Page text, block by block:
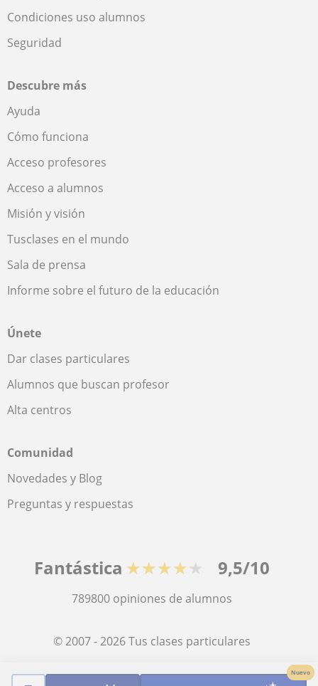
Nuevo
Condiciones uso alumnos
Seguridad
Descubre más
Ayuda
Cómo funciona
Acceso profesores
Acceso a alumnos
Misión y visión
Tusclases en el mundo
Sala de prensa
Informe sobre el futuro de la educación
Únete
Dar clases particulares
Alumnos que buscan profesor
Alta centros
Comunidad
Novedades y Blog
Preguntas y respuestas
Fantástica ★★★★★ 9,5/10
789800 opiniones de alumnos
© 2007 - 2026 Tus clases particulares
Mapa web:Profesores particulares